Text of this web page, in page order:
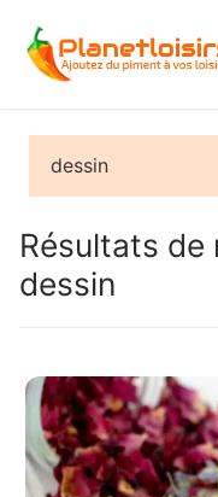
contenu
Résultats
dessin